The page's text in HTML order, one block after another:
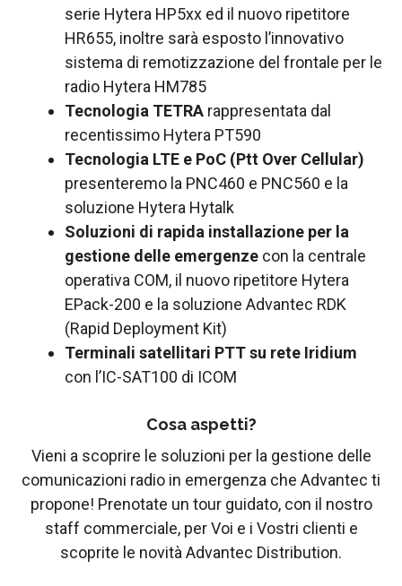
serie Hytera HP5xx ed il nuovo ripetitore
HR655, inoltre sarà esposto l’innovativo
sistema di remotizzazione del frontale per le
radio Hytera HM785
Tecnologia TETRA rappresentata dal
recentissimo Hytera PT590
Tecnologia LTE e PoC (Ptt Over Cellular)
presenteremo la PNC460 e PNC560 e la
soluzione Hytera Hytalk
Soluzioni di rapida installazione per la
gestione delle emergenze con la centrale
operativa COM, il nuovo ripetitore Hytera
EPack-200 e la soluzione Advantec RDK
(Rapid Deployment Kit)
Terminali satellitari PTT su rete Iridium
con l’IC-SAT100 di ICOM
Cosa aspetti?
Vieni a scoprire le soluzioni per la gestione delle
comunicazioni radio in emergenza che Advantec ti
propone! Prenotate un tour guidato, con il nostro
staff commerciale, per Voi e i Vostri clienti e
scoprite le novità Advantec Distribution.